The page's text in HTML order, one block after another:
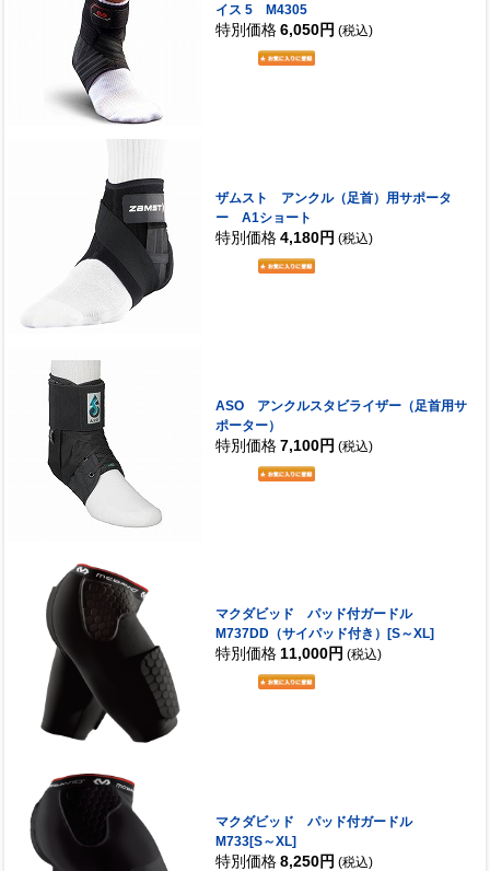
イス 5 M4305
特別価格 6,050円 (税込)
ザムスト アンクル（足首）用サポータ
ー A1ショート
特別価格 4,180円 (税込)
ASO アンクルスタビライザー（足首用サ
ポーター）
特別価格 7,100円 (税込)
マクダビッド パッド付ガードル
M737DD（サイパッド付き）[S～XL]
特別価格 11,000円 (税込)
マクダビッド パッド付ガードル
M733[S～XL]
特別価格 8,250円 (税込)